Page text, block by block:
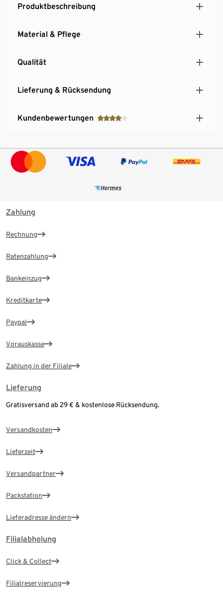
Produktbeschreibung
Material & Pflege
Qualität
Lieferung & Rücksendung
Kundenbewertungen
Zahlung
Rechnung
Ratenzahlung
Bankeinzug
Kreditkarte
Paypal
Vorauskasse
Zahlung in der Filiale
Lieferung
Gratisversand ab 29 € & kostenlose Rücksendung.
Versandkosten
Lieferzeit
Versandpartner
Packstation
Lieferadresse ändern
Filialabholung
Click & Collect
Filialreservierung